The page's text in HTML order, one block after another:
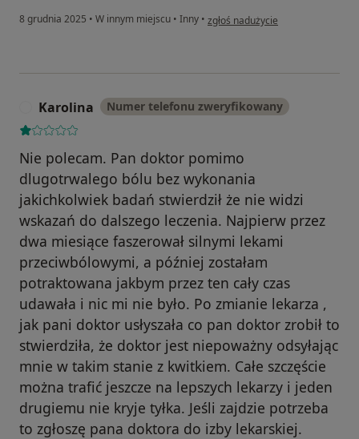
8 grudnia 2025 • W innym miejscu • Inny • w opinii użytkownika Michał
zgłoś nadużycie
Karolina Numer telefonu zweryfikowany
Nie polecam. Pan doktor pomimo
dlugotrwalego bólu bez wykonania
jakichkolwiek badań stwierdził że nie widzi
wskazań do dalszego leczenia. Najpierw przez
dwa miesiące faszerował silnymi lekami
przeciwbólowymi, a później zostałam
potraktowana jakbym przez ten cały czas
udawała i nic mi nie było. Po zmianie lekarza ,
jak pani doktor usłyszała co pan doktor zrobił to
stwierdziła, że doktor jest niepoważny odsyłając
mnie w takim stanie z kwitkiem. Całe szczęście
można trafić jeszcze na lepszych lekarzy i jeden
drugiemu nie kryje tyłka. Jeśli zajdzie potrzeba
to zgłoszę pana doktora do izby lekarskiej.